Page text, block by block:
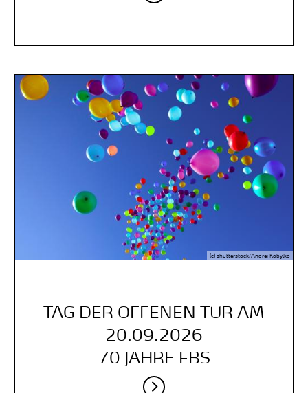
(c) shutterstock/Andrei Kobylko
TAG DER OFFENEN TÜR AM
20.09.2026
- 70 JAHRE FBS -